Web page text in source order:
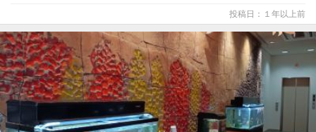
投稿日：１年以上前